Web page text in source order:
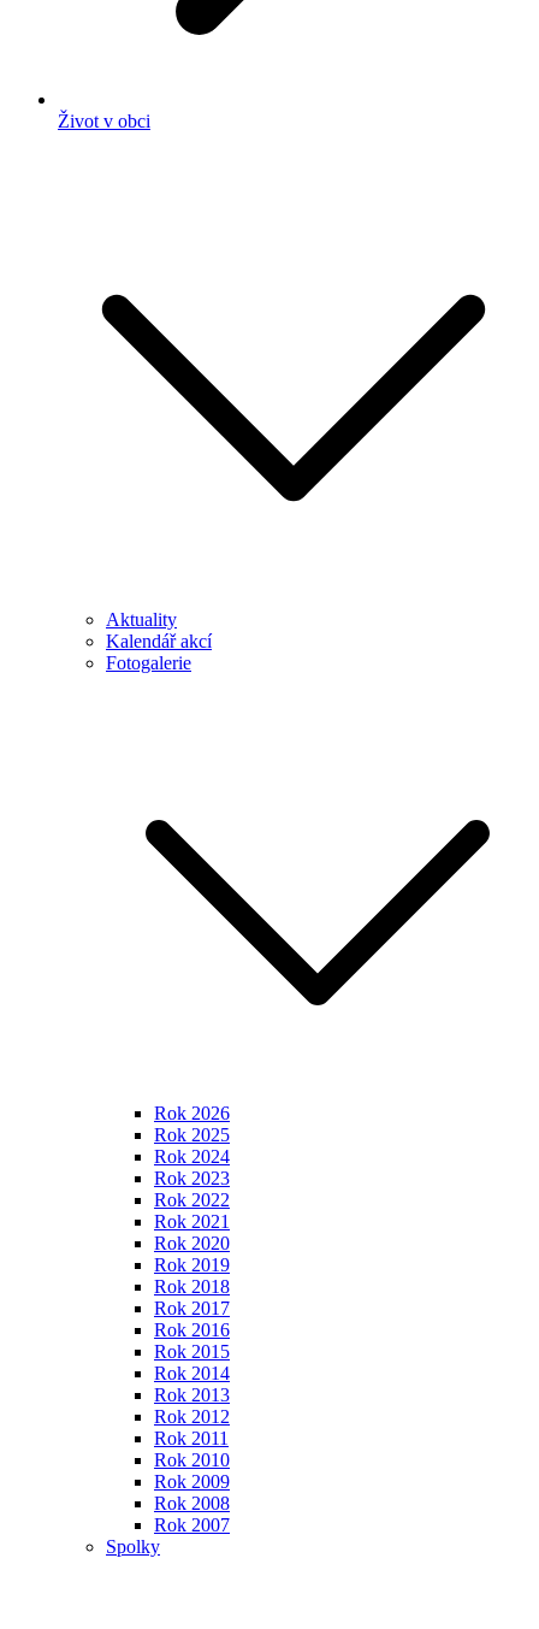
Život v obci
Aktuality
Kalendář akcí
Fotogalerie
Rok 2026
Rok 2025
Rok 2024
Rok 2023
Rok 2022
Rok 2021
Rok 2020
Rok 2019
Rok 2018
Rok 2017
Rok 2016
Rok 2015
Rok 2014
Rok 2013
Rok 2012
Rok 2011
Rok 2010
Rok 2009
Rok 2008
Rok 2007
Spolky